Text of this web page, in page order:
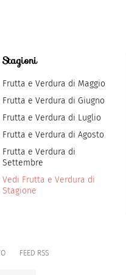
Stagioni
Frutta e Verdura di Maggio
Frutta e Verdura di Giugno
Frutta e Verdura di Luglio
Frutta e Verdura di Agosto
Frutta e Verdura di
Settembre
Vedi Frutta e Verdura di
Stagione
FEED RSS